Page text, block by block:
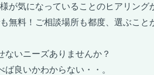
が気になっていることのヒアリング
無料！ご相談場所も都度、選ぶこと
ないニーズありませんか？
良いかわからない・・。